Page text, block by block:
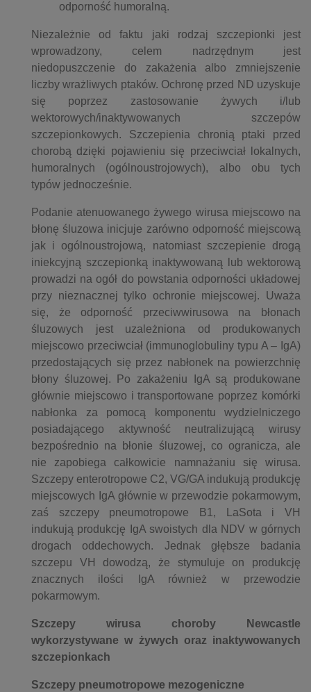
odporność humoralną.
Niezależnie od faktu jaki rodzaj szczepionki jest
wprowadzony, celem nadrzędnym jest
niedopuszczenie do zakażenia albo zmniejszenie
liczby wrażliwych ptaków. Ochronę przed ND uzyskuje
się poprzez zastosowanie żywych i/lub
wektorowych/inaktywowanych szczepów
szczepionkowych. Szczepienia chronią ptaki przed
chorobą dzięki pojawieniu się przeciwciał lokalnych,
humoralnych (ogólnoustrojowych), albo obu tych
typów jednocześnie.
Podanie atenuowanego żywego wirusa miejscowo na
błonę śluzowa inicjuje zarówno odporność miejscową
jak i ogólnoustrojową, natomiast szczepienie drogą
iniekcyjną szczepionką inaktywowaną lub wektorową
prowadzi na ogół do powstania odporności układowej
przy nieznacznej tylko ochronie miejscowej. Uważa
się, że odporność przeciwwirusowa na błonach
śluzowych jest uzależniona od produkowanych
miejscowo przeciwciał (immunoglobuliny typu A – IgA)
przedostających się przez nabłonek na powierzchnię
błony śluzowej. Po zakażeniu IgA są produkowane
głównie miejscowo i transportowane poprzez komórki
nabłonka za pomocą komponentu wydzielniczego
posiadającego aktywność neutralizującą wirusy
bezpośrednio na błonie śluzowej, co ogranicza, ale
nie zapobiega całkowicie namnażaniu się wirusa.
Szczepy enterotropowe C2, VG/GA indukują produkcję
miejscowych IgA głównie w przewodzie pokarmowym,
zaś szczepy pneumotropowe B1, LaSota i VH
indukują produkcję IgA swoistych dla NDV w górnych
drogach oddechowych. Jednak głębsze badania
szczepu VH dowodzą, że stymuluje on produkcję
znacznych ilości IgA również w przewodzie
pokarmowym.
Szczepy wirusa choroby Newcastle
wykorzystywane w żywych oraz inaktywowanych
szczepionkach
Szczepy pneumotropowe mezogeniczne